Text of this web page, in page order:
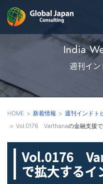
India
週刊イン
HOME 新着情報 週刊インドト
Vol.0176 Varthanaの金融支援
Vol.0176
で拡大するイ